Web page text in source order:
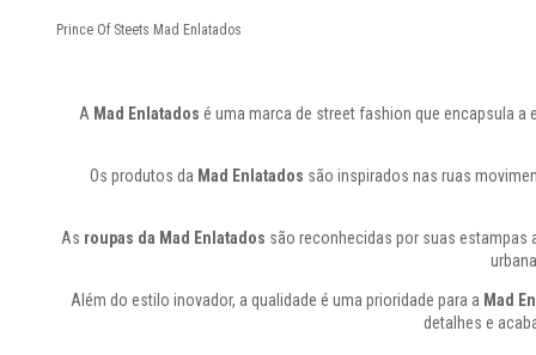
Prince Of Steets Mad Enlatados
A Mad Enlatados é uma marca de street fashion que encapsula
Os produtos da Mad Enlatados são inspirados nas ruas
As roupas da Mad Enlatados são reconhecidas por suas estampas
Além do estilo inovador, a qualidade é uma prioridade para a Mad
detalhes e